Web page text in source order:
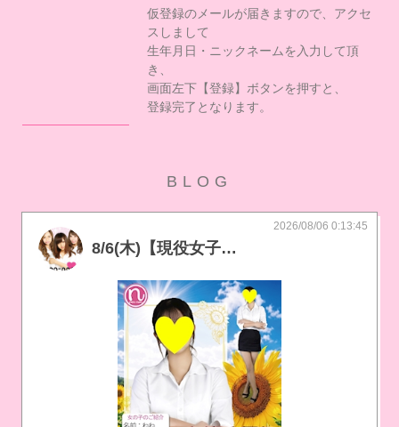
仮登録のメールが届きますので、アクセ
スしまして
生年月日・ニックネームを入力して頂
き、
画面左下【登録】ボタンを押すと、
登録完了となります。
BLOG
8/6(木)【現役女子大生出勤30名！】場内指名無料DAY♪
2026/08/06 0:13:45